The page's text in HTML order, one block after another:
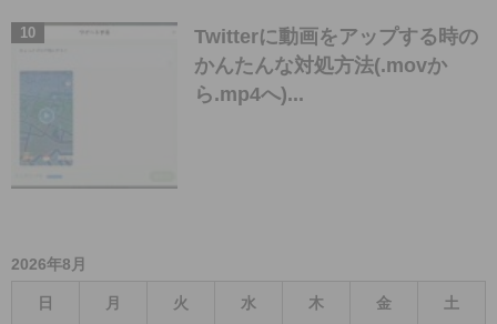
Twitterに動画をアップする時の
かんたんな対処方法(.movか
ら.mp4へ)...
2026年8月
日 月 火 水 木 金 土